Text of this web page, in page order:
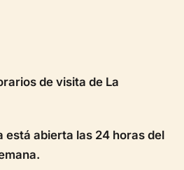
de visita de La
está abierta las 24 horas del